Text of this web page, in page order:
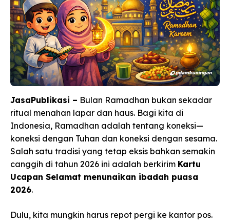
JasaPublikasi – Bulan Ramadhan bukan sekadar
ritual menahan lapar dan haus. Bagi kita di
Indonesia, Ramadhan adalah tentang koneksi—
koneksi dengan Tuhan dan koneksi dengan sesama.
Salah satu tradisi yang tetap eksis bahkan semakin
canggih di tahun 2026 ini adalah berkirim Kartu
Ucapan Selamat menunaikan ibadah puasa
2026.
Dulu, kita mungkin harus repot pergi ke kantor pos.